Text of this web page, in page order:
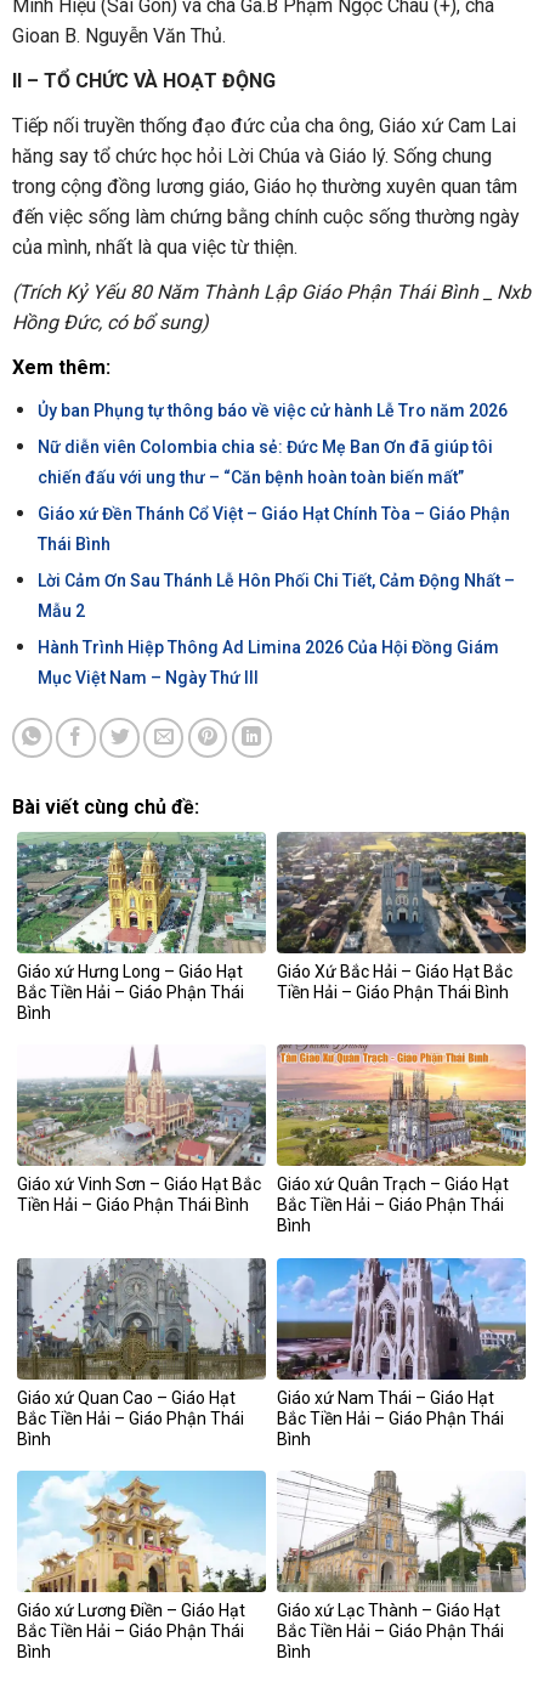
Minh Hiệu (Sài Gòn) và cha Ga.B Phạm Ngọc Châu (+), cha
Gioan B. Nguyễn Văn Thủ.
II – TỔ CHỨC VÀ HOẠT ĐỘNG
Tiếp nối truyền thống đạo đức của cha ông, Giáo xứ Cam Lai
hăng say tổ chức học hỏi Lời Chúa và Giáo lý. Sống chung
trong cộng đồng lương giáo, Giáo họ thường xuyên quan tâm
đến việc sống làm chứng bằng chính cuộc sống thường ngày
của mình, nhất là qua việc từ thiện.
(Trích Kỷ Yếu 80 Năm Thành Lập Giáo Phận Thái Bình _ Nxb
Hồng Đức, có bổ sung)
Xem thêm:
Ủy ban Phụng tự thông báo về việc cử hành Lễ Tro năm 2026
Nữ diễn viên Colombia chia sẻ: Đức Mẹ Ban Ơn đã giúp tôi
chiến đấu với ung thư – “Căn bệnh hoàn toàn biến mất”
Giáo xứ Đền Thánh Cổ Việt – Giáo Hạt Chính Tòa – Giáo Phận
Thái Bình
Lời Cảm Ơn Sau Thánh Lễ Hôn Phối Chi Tiết, Cảm Động Nhất –
Mẫu 2
Hành Trình Hiệp Thông Ad Limina 2026 Của Hội Đồng Giám
Mục Việt Nam – Ngày Thứ III
Bài viết cùng chủ đề:
Giáo xứ Hưng Long – Giáo Hạt
Bắc Tiền Hải – Giáo Phận Thái
Bình
Giáo Xứ Bắc Hải – Giáo Hạt Bắc
Tiền Hải – Giáo Phận Thái Bình
Giáo xứ Vinh Sơn – Giáo Hạt Bắc
Tiền Hải – Giáo Phận Thái Bình
Giáo xứ Quân Trạch – Giáo Hạt
Bắc Tiền Hải – Giáo Phận Thái
Bình
Giáo xứ Quan Cao – Giáo Hạt
Bắc Tiền Hải – Giáo Phận Thái
Bình
Giáo xứ Nam Thái – Giáo Hạt
Bắc Tiền Hải – Giáo Phận Thái
Bình
Giáo xứ Lương Điền – Giáo Hạt
Bắc Tiền Hải – Giáo Phận Thái
Bình
Giáo xứ Lạc Thành – Giáo Hạt
Bắc Tiền Hải – Giáo Phận Thái
Bình